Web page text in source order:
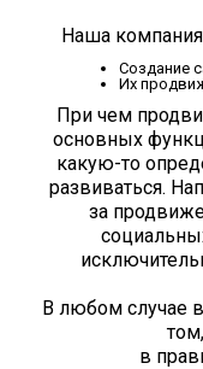
Наша компания
Создание
Их
При чем
основных
какую-то
развиваться.
за
В любом случае
в